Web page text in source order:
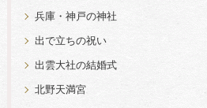
兵庫・神戸の神社
出で立ちの祝い
出雲大社の結婚式
北野天満宮